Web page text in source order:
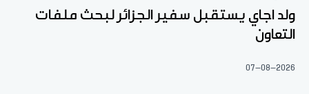
ولد اجاي يستقبل سفير الجزائر لبحث ملفات
التعاون
07-08-2026